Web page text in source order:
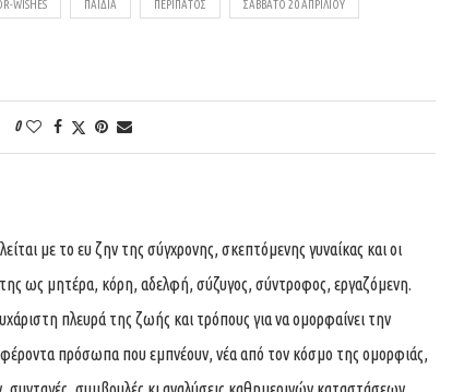
WISHES ΠΑΙΔΙΆ ΠΕΡΊΠΑΤΟΣ ΣΆΒΒΑΤΟ 20 ΑΠΡΙΛΊΟΥ
0
με το ευ ζην της σύγχρονης, σκεπτόμενης γυναίκας και οι
ως μητέρα, κόρη, αδελφή, σύζυγος, σύντροφος, εργαζόμενη.
πλευρά της ζωής και τρόπους για να ομορφαίνει την
πρόσωπα που εμπνέουν, νέα από τον κόσμο της ομορφιάς,